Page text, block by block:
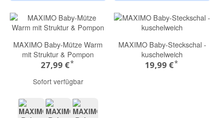
MAXIMO Baby-Mütze Warm
mit Struktur & Pompon
27,99 €*
Sofort verfügbar
MAXIMO Baby-Steckschal -
kuschelweich
19,99 €*